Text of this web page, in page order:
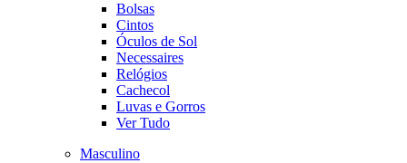
Bolsas
Cintos
Óculos de Sol
Necessaires
Relógios
Cachecol
Luvas e Gorros
Ver Tudo
Masculino